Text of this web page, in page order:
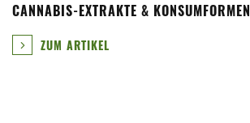
CANNABIS-EXTRAKTE & KONSUMFORMEN
ZUM ARTIKEL